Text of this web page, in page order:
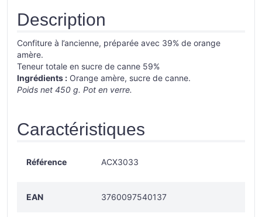
Description
Confiture à l’ancienne, préparée avec 39% de orange
amère.
Teneur totale en sucre de canne 59%
Ingrédients : Orange amère, sucre de canne.
Poids net 450 g. Pot en verre.
Caractéristiques
Référence ACX3033
EAN 3760097540137